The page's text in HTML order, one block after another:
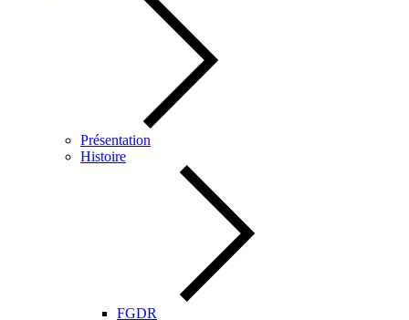
Présentation
Histoire
FGDR